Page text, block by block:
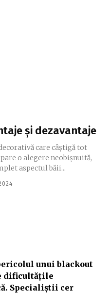
și dezavantaje
care câștigă tot
o alegere neobișnuită,
aspectul băii...
unui blackout
dificultățile
Specialiștii cer